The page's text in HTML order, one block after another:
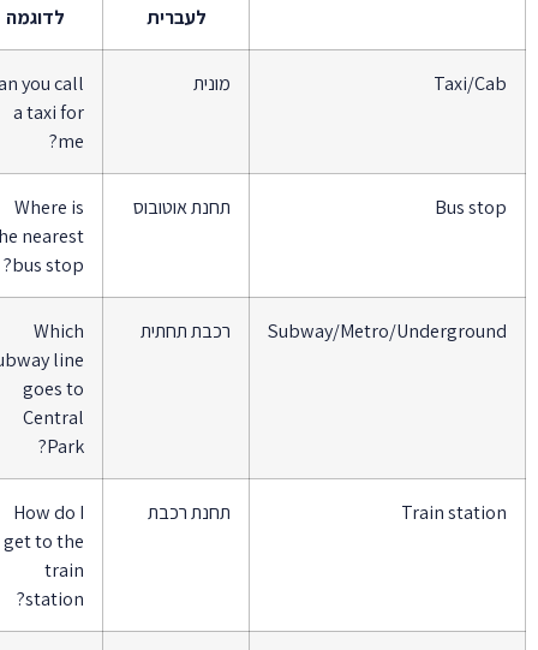
לעברית
לדוגמה
Taxi/ מונית
Can you call
a taxi for
Bus תחנת אוטובוס
Where is
the nearest
bus stop?
Subway/Metro/ רכבת תחתית
Which
subway line
goes to
Central
Park?
Train תחנת רכבת
How do I
get to the
train
station?